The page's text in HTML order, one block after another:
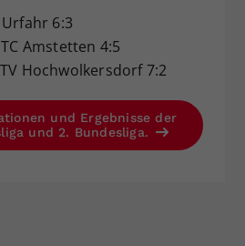
Urfahr 6:3
Amstetten 4:5
Hochwolkersdorf 7:2
und Ergebnisse der
und 2. Bundesliga.